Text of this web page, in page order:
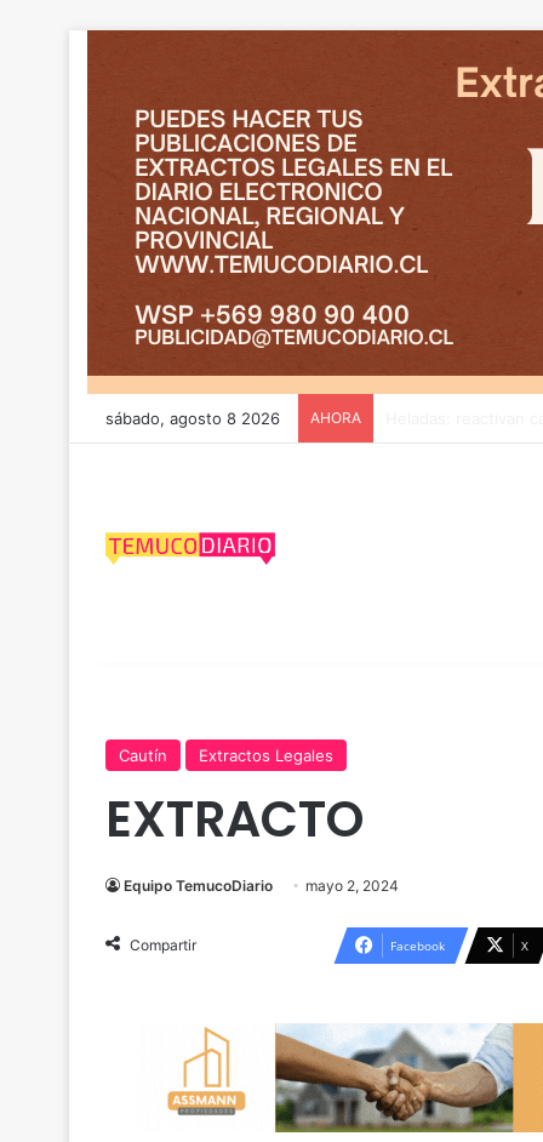
sábado, agosto 8 2026 AHORA
Cautín Extractos Legales
EXTRACTO
Equipo TemucoDiario mayo 2, 2024
Compartir Facebook X